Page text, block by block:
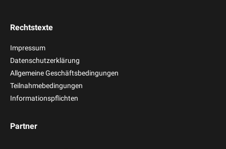
Rechtstexte
Impressum
Datenschutzerklärung
Allgemeine Geschäftsbedingungen
Teilnahmebedingungen
Informationspflichten
Partner